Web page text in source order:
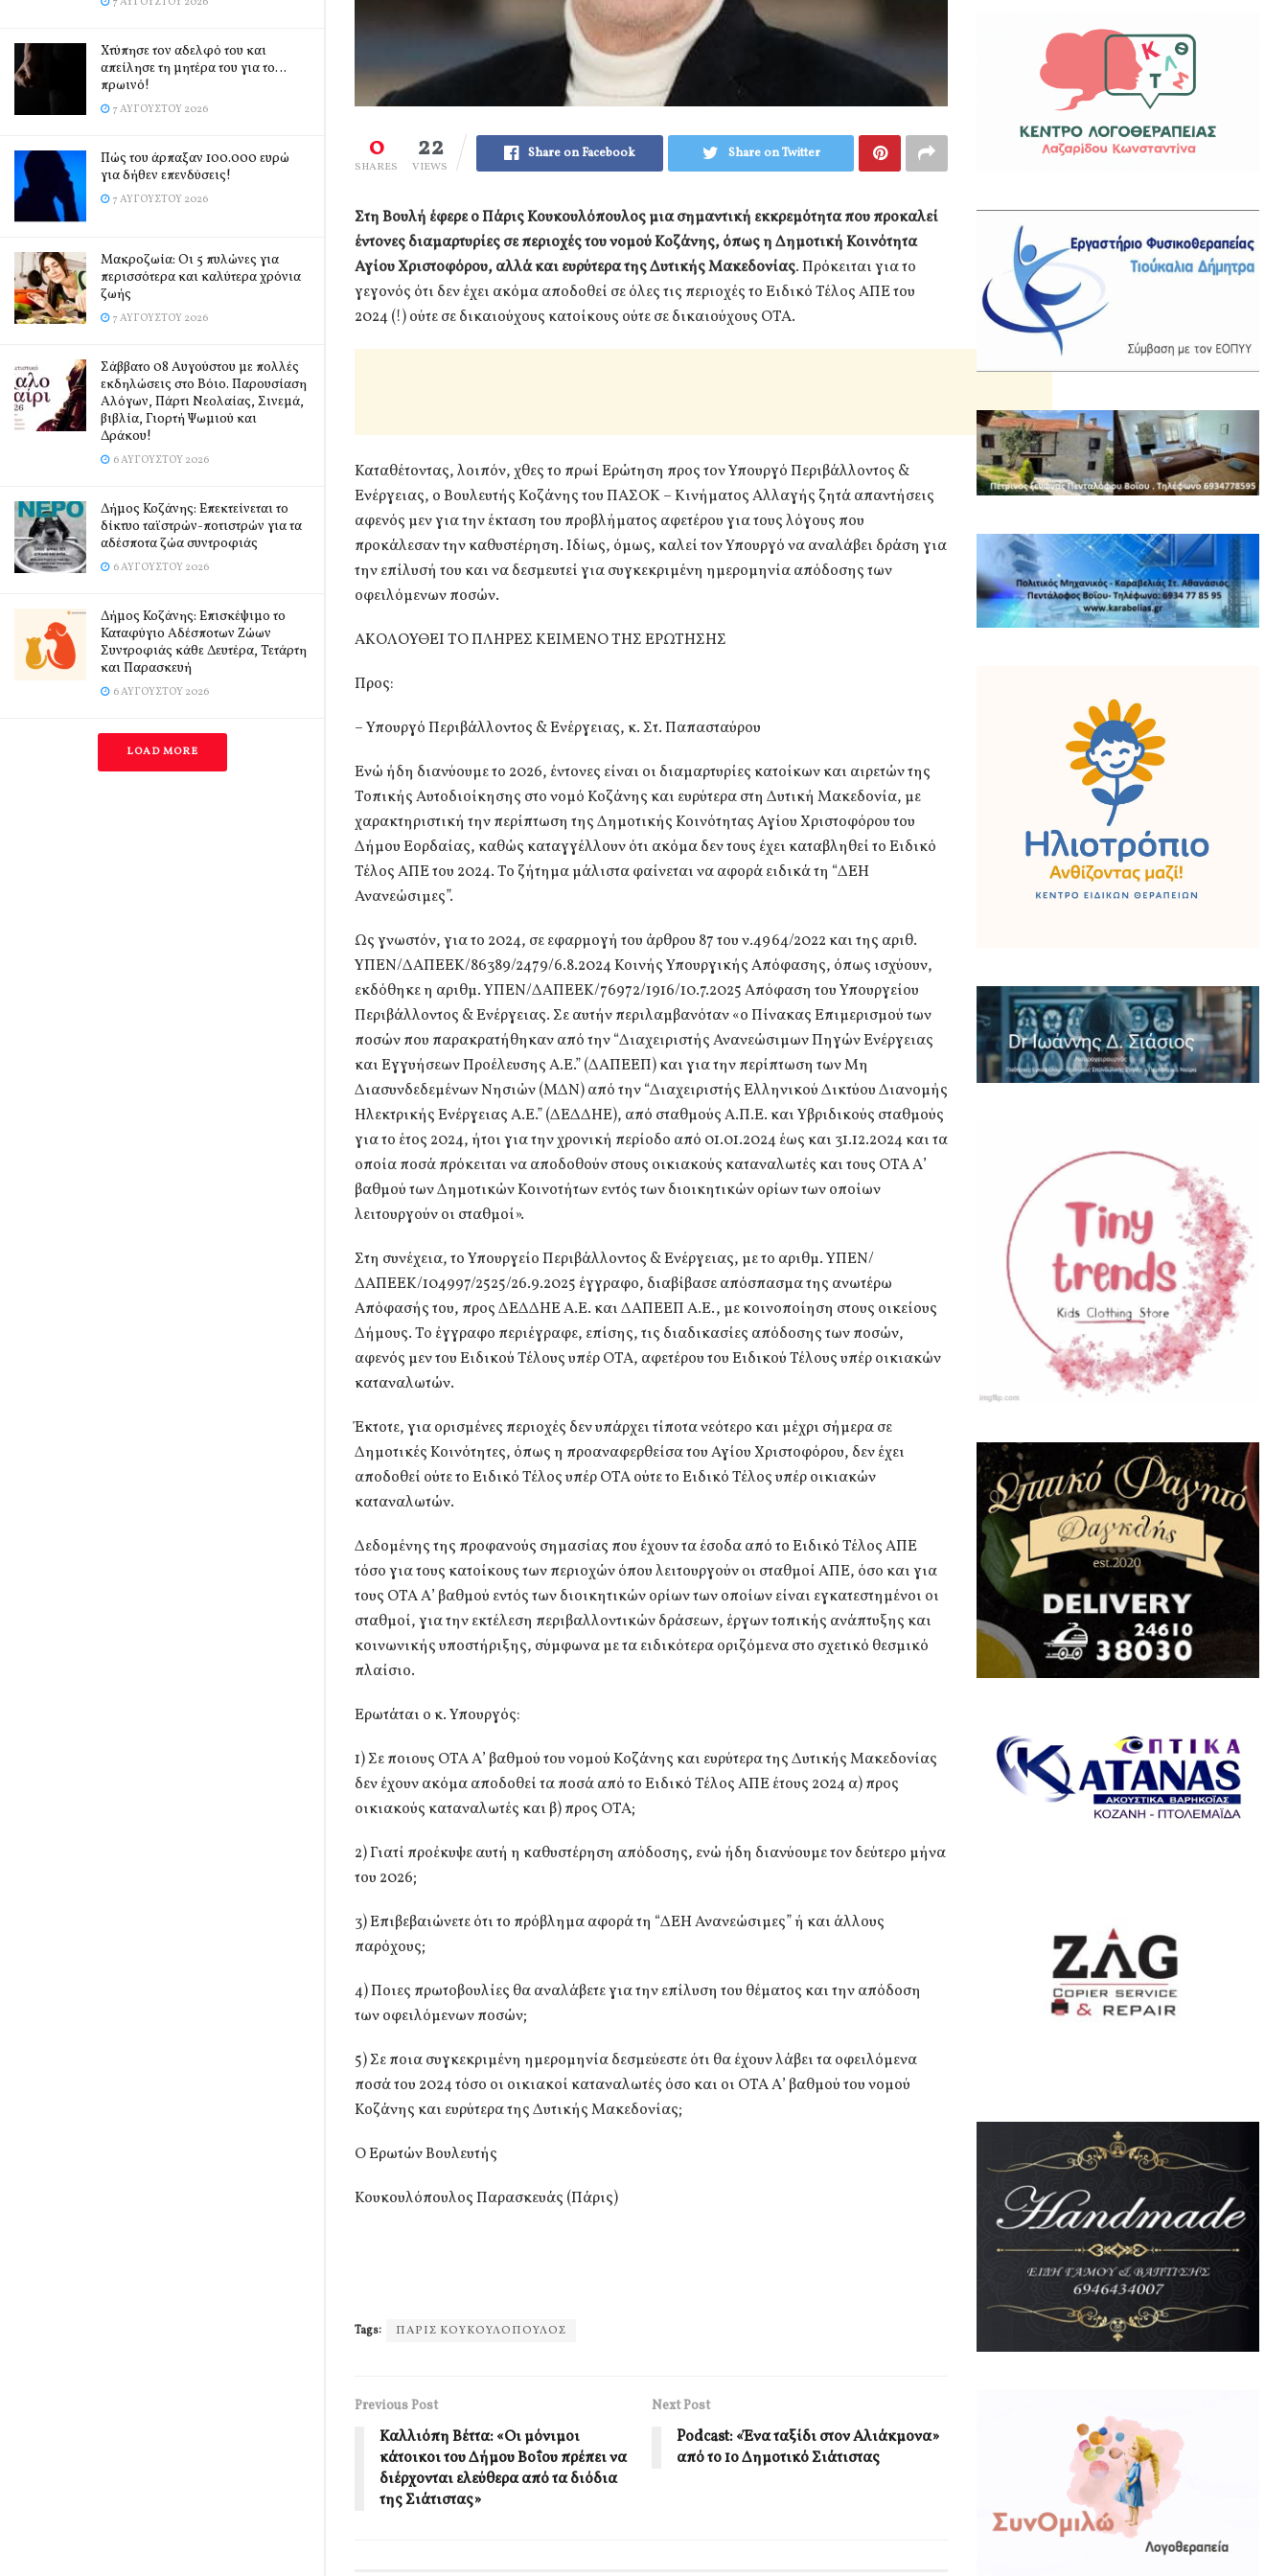
Χτύπησε τον αδελφό του και
απείλησε τη μητέρα του για το…
πρωινό!
7 ΑΥΓΟΎΣΤΟΥ 2026
Πώς του άρπαξαν 100.000 ευρώ
για δήθεν επενδύσεις!
7 ΑΥΓΟΎΣΤΟΥ 2026
Mακροζωία: Οι 5 πυλώνες για
περισσότερα και καλύτερα χρόνια
ζωής
7 ΑΥΓΟΎΣΤΟΥ 2026
Σάββατο 08 Αυγούστου με πολλές
εκδηλώσεις στο Βόιο. Παρουσίαση
Αλόγων, Πάρτι Νεολαίας, Σινεμά,
βιβλία, Γιορτή Ψωμιού και
Δράκου!
6 ΑΥΓΟΎΣΤΟΥ 2026
Δήμος Κοζάνης: Επεκτείνεται το
δίκτυο ταϊστρών-ποτιστρών για τα
αδέσποτα ζώα συντροφιάς
6 ΑΥΓΟΎΣΤΟΥ 2026
Δήμος Κοζάνης: Επισκέψιμο το
Καταφύγιο Αδέσποτων Ζώων
Συντροφιάς κάθε Δευτέρα, Τετάρτη
και Παρασκευή
6 ΑΥΓΟΎΣΤΟΥ 2026
LOAD MORE
0
SHARES
22
VIEWS
Share on Facebook Share on Twitter
Στη Βουλή έφερε ο Πάρις Κουκουλόπουλος μια σημαντική εκκρεμότητα που προκαλεί
έντονες διαμαρτυρίες σε περιοχές του νομού Κοζάνης, όπως η Δημοτική Κοινότητα
Αγίου Χριστοφόρου, αλλά και ευρύτερα της Δυτικής Μακεδονίας. Πρόκειται για το
γεγονός ότι δεν έχει ακόμα αποδοθεί σε όλες τις περιοχές το Ειδικό Τέλος ΑΠΕ του
2024 (!) ούτε σε δικαιούχους κατοίκους ούτε σε δικαιούχους ΟΤΑ.
Καταθέτοντας, λοιπόν, χθες το πρωί Ερώτηση προς τον Υπουργό Περιβάλλοντος &
Ενέργειας, ο Βουλευτής Κοζάνης του ΠΑΣΟΚ – Κινήματος Αλλαγής ζητά απαντήσεις
αφενός μεν για την έκταση του προβλήματος αφετέρου για τους λόγους που
προκάλεσαν την καθυστέρηση. Ιδίως, όμως, καλεί τον Υπουργό να αναλάβει δράση για
την επίλυσή του και να δεσμευτεί για συγκεκριμένη ημερομηνία απόδοσης των
οφειλόμενων ποσών.
ΑΚΟΛΟΥΘΕΙ ΤΟ ΠΛΗΡΕΣ ΚΕΙΜΕΝΟ ΤΗΣ ΕΡΩΤΗΣΗΣ
Προς:
– Υπουργό Περιβάλλοντος & Ενέργειας, κ. Στ. Παπασταύρου
Ενώ ήδη διανύουμε το 2026, έντονες είναι οι διαμαρτυρίες κατοίκων και αιρετών της
Τοπικής Αυτοδιοίκησης στο νομό Κοζάνης και ευρύτερα στη Δυτική Μακεδονία, με
χαρακτηριστική την περίπτωση της Δημοτικής Κοινότητας Αγίου Χριστοφόρου του
Δήμου Εορδαίας, καθώς καταγγέλλουν ότι ακόμα δεν τους έχει καταβληθεί το Ειδικό
Τέλος ΑΠΕ του 2024. Το ζήτημα μάλιστα φαίνεται να αφορά ειδικά τη “ΔΕΗ
Ανανεώσιμες”.
Ως γνωστόν, για το 2024, σε εφαρμογή του άρθρου 87 του ν.4964/2022 και της αριθ.
ΥΠΕΝ/ΔΑΠΕΕΚ/86389/2479/6.8.2024 Κοινής Υπουργικής Απόφασης, όπως ισχύουν,
εκδόθηκε η αριθμ. ΥΠΕΝ/ΔΑΠΕΕΚ/76972/1916/10.7.2025 Απόφαση του Υπουργείου
Περιβάλλοντος & Ενέργειας. Σε αυτήν περιλαμβανόταν «ο Πίνακας Επιμερισμού των
ποσών που παρακρατήθηκαν από την “Διαχειριστής Ανανεώσιμων Πηγών Ενέργειας
και Εγγυήσεων Προέλευσης Α.Ε.” (ΔΑΠΕΕΠ) και για την περίπτωση των Μη
Διασυνδεδεμένων Νησιών (ΜΔΝ) από την “Διαχειριστής Ελληνικού Δικτύου Διανομής
Ηλεκτρικής Ενέργειας Α.Ε.” (ΔΕΔΔΗΕ), από σταθμούς Α.Π.Ε. και Υβριδικούς σταθμούς
για το έτος 2024, ήτοι για την χρονική περίοδο από 01.01.2024 έως και 31.12.2024 και τα
οποία ποσά πρόκειται να αποδοθούν στους οικιακούς καταναλωτές και τους ΟΤΑ Α’
βαθμού των Δημοτικών Κοινοτήτων εντός των διοικητικών ορίων των οποίων
λειτουργούν οι σταθμοί».
Στη συνέχεια, το Υπουργείο Περιβάλλοντος & Ενέργειας, με το αριθμ. ΥΠΕΝ/
ΔΑΠΕΕΚ/104997/2525/26.9.2025 έγγραφο, διαβίβασε απόσπασμα της ανωτέρω
Απόφασής του, προς ΔΕΔΔΗΕ Α.Ε. και ΔΑΠΕΕΠ Α.Ε., με κοινοποίηση στους οικείους
Δήμους. Το έγγραφο περιέγραφε, επίσης, τις διαδικασίες απόδοσης των ποσών,
αφενός μεν του Ειδικού Τέλους υπέρ ΟΤΑ, αφετέρου του Ειδικού Τέλους υπέρ οικιακών
καταναλωτών.
Έκτοτε, για ορισμένες περιοχές δεν υπάρχει τίποτα νεότερο και μέχρι σήμερα σε
Δημοτικές Κοινότητες, όπως η προαναφερθείσα του Αγίου Χριστοφόρου, δεν έχει
αποδοθεί ούτε το Ειδικό Τέλος υπέρ ΟΤΑ ούτε το Ειδικό Τέλος υπέρ οικιακών
καταναλωτών.
Δεδομένης της προφανούς σημασίας που έχουν τα έσοδα από το Ειδικό Τέλος ΑΠΕ
τόσο για τους κατοίκους των περιοχών όπου λειτουργούν οι σταθμοί ΑΠΕ, όσο και για
τους ΟΤΑ Α’ βαθμού εντός των διοικητικών ορίων των οποίων είναι εγκατεστημένοι οι
σταθμοί, για την εκτέλεση περιβαλλοντικών δράσεων, έργων τοπικής ανάπτυξης και
κοινωνικής υποστήριξης, σύμφωνα με τα ειδικότερα οριζόμενα στο σχετικό θεσμικό
πλαίσιο.
Ερωτάται ο κ. Υπουργός:
1) Σε ποιους ΟΤΑ Α’ βαθμού του νομού Κοζάνης και ευρύτερα της Δυτικής Μακεδονίας
δεν έχουν ακόμα αποδοθεί τα ποσά από το Ειδικό Τέλος ΑΠΕ έτους 2024 α) προς
οικιακούς καταναλωτές και β) προς ΟΤΑ;
2) Γιατί προέκυψε αυτή η καθυστέρηση απόδοσης, ενώ ήδη διανύουμε τον δεύτερο μήνα
του 2026;
3) Επιβεβαιώνετε ότι το πρόβλημα αφορά τη “ΔΕΗ Ανανεώσιμες” ή και άλλους
παρόχους;
4) Ποιες πρωτοβουλίες θα αναλάβετε για την επίλυση του θέματος και την απόδοση
των οφειλόμενων ποσών;
5) Σε ποια συγκεκριμένη ημερομηνία δεσμεύεστε ότι θα έχουν λάβει τα οφειλόμενα
ποσά του 2024 τόσο οι οικιακοί καταναλωτές όσο και οι ΟΤΑ Α’ βαθμού του νομού
Κοζάνης και ευρύτερα της Δυτικής Μακεδονίας;
Ο Ερωτών Βουλευτής
Κουκουλόπουλος Παρασκευάς (Πάρις)
Tags: ΠΑΡΙΣ ΚΟΥΚΟΥΛΟΠΟΥΛΟΣ
Previous Post
Καλλιόπη Βέττα: «Οι μόνιμοι
κάτοικοι του Δήμου Βοΐου πρέπει να
διέρχονται ελεύθερα από τα διόδια
της Σιάτιστας»
Next Post
Podcast: «Ένα ταξίδι στον Αλιάκμονα»
από το 1ο Δημοτικό Σιάτιστας